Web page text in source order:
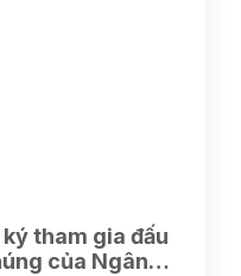
ký tham gia đấu
của Ngân